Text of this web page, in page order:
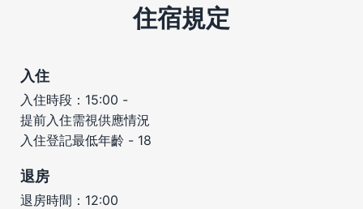
住宿規定
入住
入住時段：15:00 -
提前入住需視供應情況
入住登記最低年齡 - 18
退房
退房時間：12:00